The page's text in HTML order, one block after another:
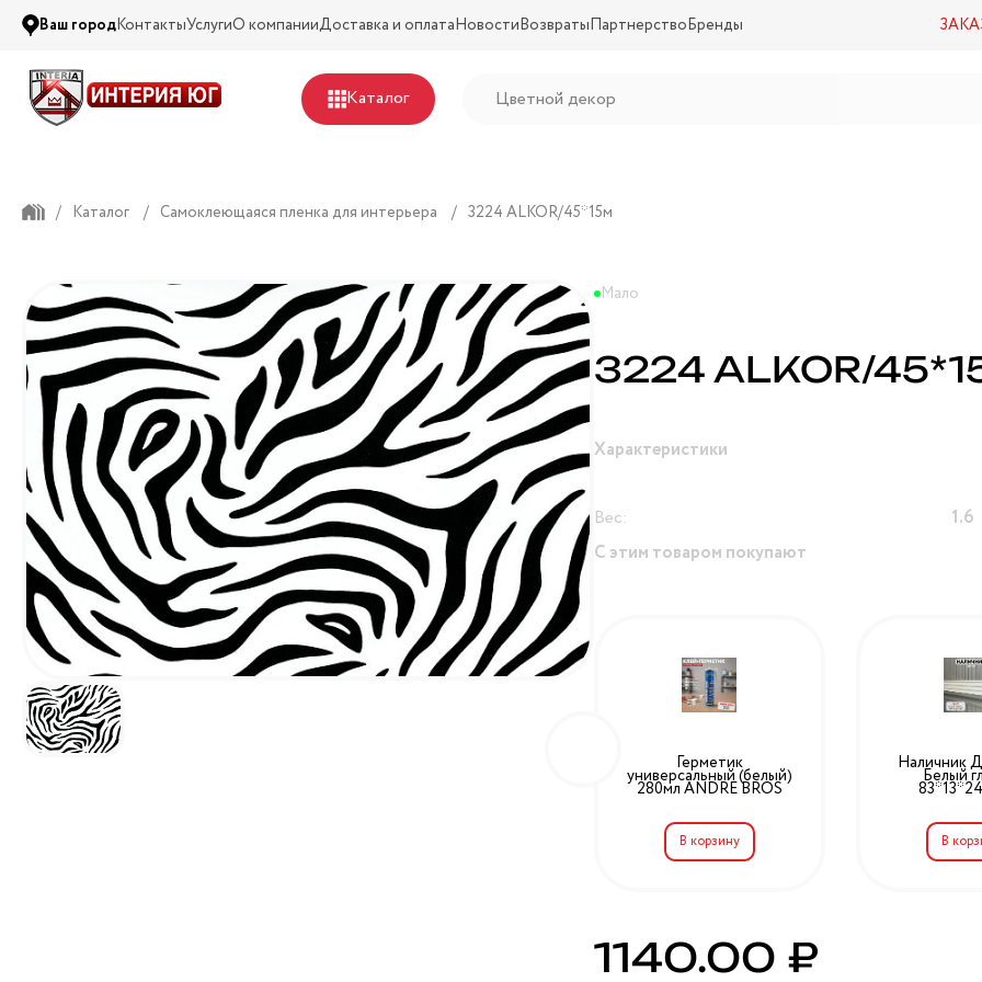
Ваш городКонтактыУслугиО компанииДоставка и оплатаНовостиВозвратыПартнерствоБренды
Каталог
/ Каталог / Самоклеющаяся пленка для интерьера / 3224 ALKOR/45*15м
Мало
3224 ALKOR/
Характеристики
Вес:
1.6
С этим товаром покупают
Герметик
универсальный (белый)
280мл ANDRE BROS
Наличник
Белый
1140.00 ₽